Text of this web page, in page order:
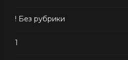
! Без рубрики
1